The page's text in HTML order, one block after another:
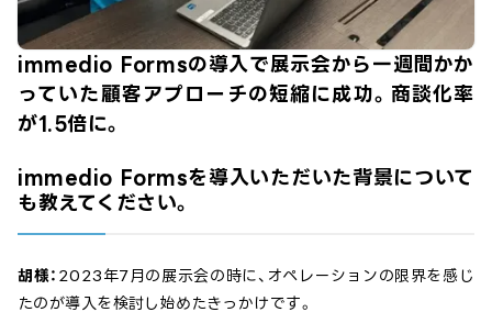
immedio Formsの導入で展示会から一週間かか
っていた顧客アプローチの短縮に成功。商談化率
が1.5倍に。
immedio Formsを導入いただいた背景について
も教えてください。
胡様： 2023年7月の展示会の時に、オペレーションの限界を感じ
たのが導入を検討し始めたきっかけです。